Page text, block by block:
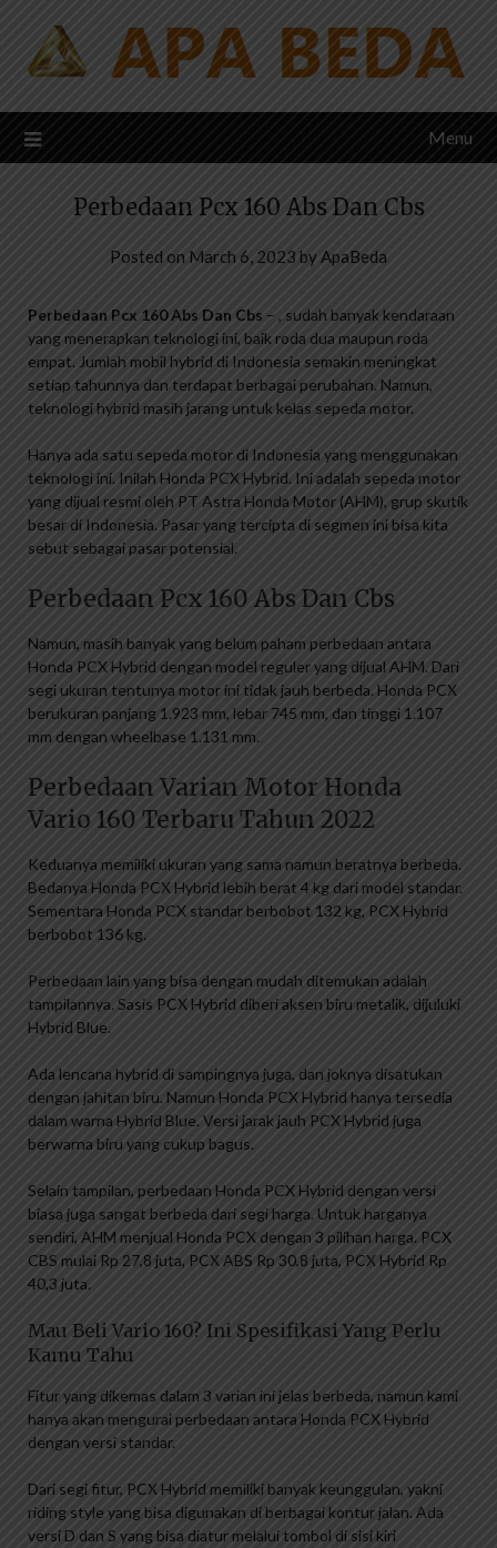
content
Menu
Perbedaan Pcx 160 Abs Dan Cbs
Posted on March 6, 2023 byApaBeda
Perbedaan Pcx 160 Abs Dan Cbs – , sudah banyak kendaraan
yang menerapkan teknologi ini, baik roda dua maupun roda
empat. Jumlah mobil hybrid di Indonesia semakin meningkat
setiap tahunnya dan terdapat berbagai perubahan. Namun,
teknologi hybrid masih jarang untuk kelas sepeda motor.
Hanya ada satu sepeda motor di Indonesia yang menggunakan
teknologi ini. Inilah Honda PCX Hybrid. Ini adalah sepeda motor
yang dijual resmi oleh PT Astra Honda Motor (AHM), grup skutik
besar di Indonesia. Pasar yang tercipta di segmen ini bisa kita
sebut sebagai pasar potensial.
Perbedaan Pcx 160 Abs Dan Cbs
Namun, masih banyak yang belum paham perbedaan antara
Honda PCX Hybrid dengan model reguler yang dijual AHM. Dari
segi ukuran tentunya motor ini tidak jauh berbeda. Honda PCX
berukuran panjang 1.923 mm, lebar 745 mm, dan tinggi 1.107
mm dengan wheelbase 1.131 mm.
Perbedaan Varian Motor Honda
Vario 160 Terbaru Tahun 2022
Keduanya memiliki ukuran yang sama namun beratnya berbeda.
Bedanya Honda PCX Hybrid lebih berat 4 kg dari model standar.
Sementara Honda PCX standar berbobot 132 kg, PCX Hybrid
berbobot 136 kg.
Perbedaan lain yang bisa dengan mudah ditemukan adalah
tampilannya. Sasis PCX Hybrid diberi aksen biru metalik, dijuluki
Hybrid Blue.
Ada lencana hybrid di sampingnya juga, dan joknya disatukan
dengan jahitan biru. Namun Honda PCX Hybrid hanya tersedia
dalam warna Hybrid Blue. Versi jarak jauh PCX Hybrid juga
berwarna biru yang cukup bagus.
Selain tampilan, perbedaan Honda PCX Hybrid dengan versi
biasa juga sangat berbeda dari segi harga. Untuk harganya
sendiri, AHM menjual Honda PCX dengan 3 pilihan harga. PCX
CBS mulai Rp 27,8 juta, PCX ABS Rp 30,8 juta, PCX Hybrid Rp
40,3 juta.
Mau Beli Vario 160? Ini Spesifikasi Yang Perlu
Kamu Tahu
Fitur yang dikemas dalam 3 varian ini jelas berbeda, namun kami
hanya akan mengurai perbedaan antara Honda PCX Hybrid
dengan versi standar.
Dari segi fitur, PCX Hybrid memiliki banyak keunggulan, yakni
riding style yang bisa digunakan di berbagai kontur jalan. Ada
versi D dan S yang bisa diatur melalui tombol di sisi kiri